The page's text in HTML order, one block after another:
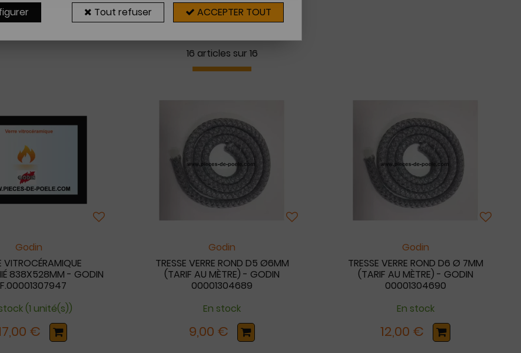
16 articles sur 16
Godin
VITROCÉRAMIQUE
838X528MM - GODIN
(1 unité(s))
€
Godin
TRESSE VERRE ROND D5 Ø6MM
(TARIF AU MÈTRE) - GODIN
00001304689
En stock
9,00 €
Godin
TRESSE VERRE ROND D6 Ø 7MM
(TARIF AU MÈTRE) - GODIN
00001304690
En stock
12,00 €
Tout refuser ACCEPTER TOUT